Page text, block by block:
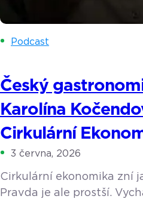
Podcast
Český
Karolína
Cirkulární
3 června, 2026
Cirkulární ekonomika zní
Pravda je ale prostší.